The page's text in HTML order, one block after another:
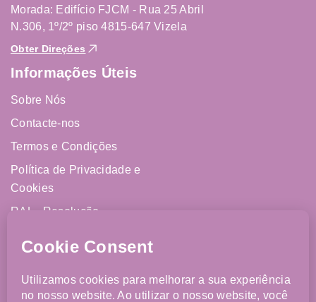
Morada: Edifício FJCM - Rua 25 Abril
N.306, 1º/2º piso 4815-647 Vizela
Obter Direções
Informações Úteis
Sobre Nós
Contacte-nos
Termos e Condições
Política de Privacidade e
Cookies
RAL - Resolução
Livro de Reclamações